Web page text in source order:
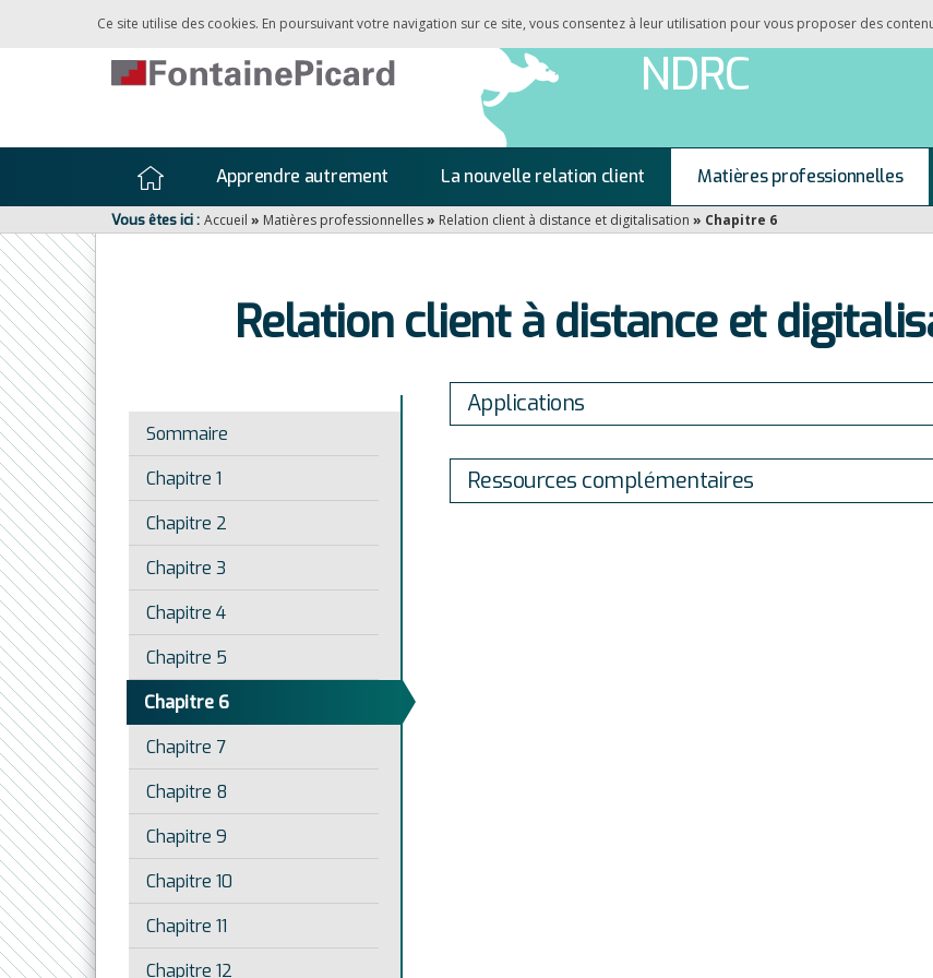
NDRC
Apprendre autrement La nouvelle relation client Matières professionnelles
Vous êtes ici : Accueil » Matières professionnelles» Relation client à distance et digitalisation » Chapitre 6
Relation client à distance et
Sommaire
Chapitre 1
Chapitre 2
Chapitre 3
Chapitre 4
Chapitre 5
Chapitre 6
Chapitre 7
Chapitre 8
Chapitre 9
Chapitre 10
Chapitre 11
Chapitre 12
Applications
Ressources complémentaires
Ce site utilise des cookies. En poursuivant votre navigation sur ce site, vous consentez à leur utilisation pour vous proposer des